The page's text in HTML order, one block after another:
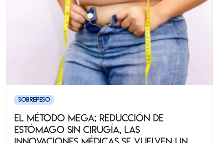
SOBREPESO
El método MEGA; reducción DE
estómago sin cirugía, las